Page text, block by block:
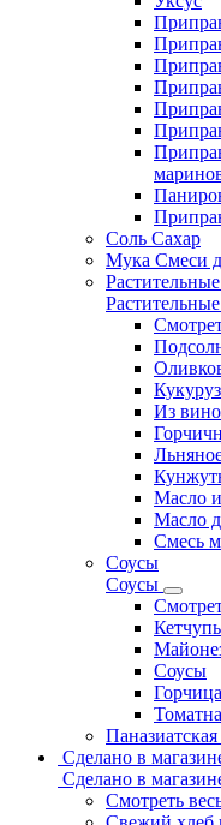
Соль Сахар
Мука Смеси
Из
Масло
Масло
Смесь
Соусы
Соусы
Соусы
Сделано в
Сделано в
Смотреть